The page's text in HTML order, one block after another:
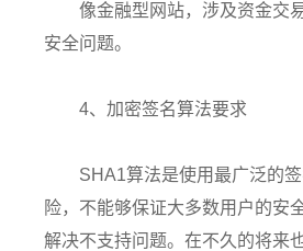
像金融型网站，涉及资金交
安全问题。
4、加密签名算法要求
SHA1算法是使用最广泛的
险，不能够保证大多数用户的安
解决不支持问题。在不久的将来